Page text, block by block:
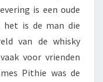
is een oude
het is de man die
van de whisky
voor vrienden
Pithie was de